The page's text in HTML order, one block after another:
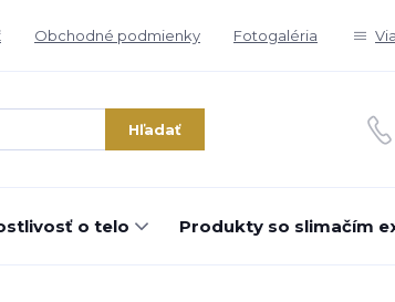
Obchodné podmienky Fotogaléria
Hľadať
o telo Produkty so slimačím